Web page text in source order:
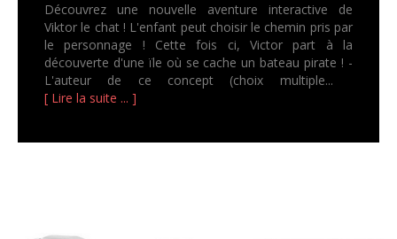
Découvrez une nouvelle aventure interactive de
Viktor le chat ! L'enfant peut choisir le chemin pris par
le personnage ! Cette fois ci, Victor part à la
découverte d'une ïle où se cache un bateau pirate ! -
L'auteur de ce concept (choix multiple...
[ Lire la suite ... ]